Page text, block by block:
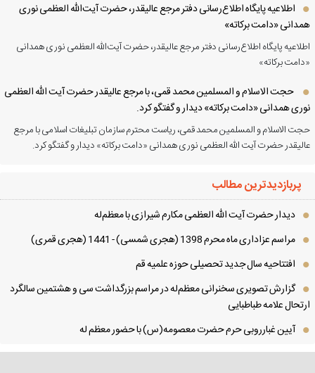
اطلاعیه پایگاه اطلاع‌رسانی دفتر مرجع عالیقدر، حضرت آیت‌الله العظمی نوری
«دامت برکاته»
پایگاه اطلاع‌رسانی دفتر مرجع عالیقدر، حضرت آیت‌الله العظمی نوری همدانی
برکاته»
حجت الاسلام و المسلمین محمد قمی، با مرجع عالیقدر حضرت آیت الله العظمی
همدانی «دامت برکاته» دیدار و گفتگو کرد.
الاسلام و المسلمین محمد قمی، ریاست محترم سازمان تبلیغات اسلامی با مرجع
حضرت آیت الله العظمی نوری همدانی «دامت برکاته» دیدار و گفتگو کرد.
پربازدیدترین مطالب
دیدار حضرت آیت الله العظمی مكارم شیرازی با معظم‌له
مراسم عزاداری ماه محرم 1398 (هجری شمسی) - 1441 (هجری قمری)
افتتاحیه سال جدید تحصیلی حوزه علمیه قم
گزارش تصویری سخنرانی معظم‌له در مراسم بزرگداشت سی و هشتمین سالگرد
علامه طباطبایی
آیین غبارروبی حرم حضرت معصومه(س) با حضور معظم له